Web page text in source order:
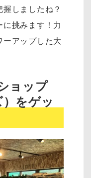
しましたね？
挑みます！力
ーアップした大
ョップ
をゲッ